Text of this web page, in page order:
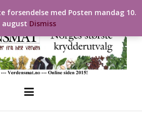
forsendelse med Posten mandag 10.
august Dismiss